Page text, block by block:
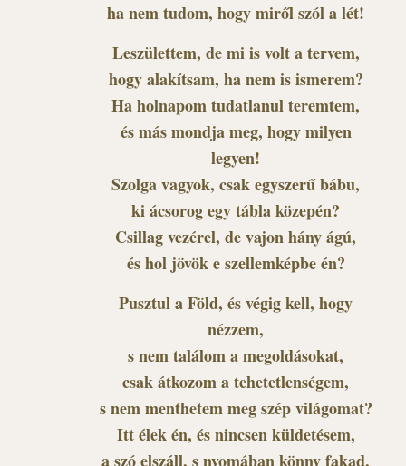
ha nem tudom, hogy miről szól a lét!
Leszülettem, de mi is volt a tervem,
hogy alakítsam, ha nem is ismerem?
Ha holnapom tudatlanul teremtem,
és más mondja meg, hogy milyen
legyen!
Szolga vagyok, csak egyszerű bábu,
ki ácsorog egy tábla közepén?
Csillag vezérel, de vajon hány ágú,
és hol jövök e szellemképbe én?
Pusztul a Föld, és végig kell, hogy
nézzem,
s nem találom a megoldásokat,
csak átkozom a tehetetlenségem,
s nem menthetem meg szép világomat?
Itt élek én, és nincsen küldetésem,
a szó elszáll, s nyomában könny fakad,